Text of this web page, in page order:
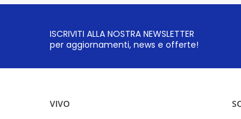
ISCRIVITI ALLA NOSTRA NEWSLETTER
per aggiornamenti, news e offerte!
VIVO